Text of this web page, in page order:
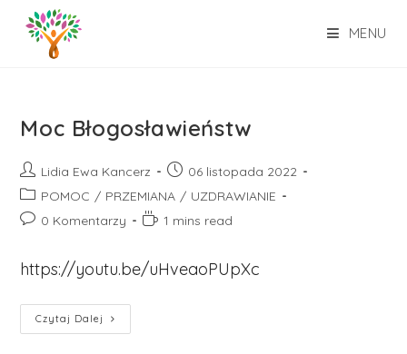
MENU
Moc Błogosławieństw
Post
author:
Lidia Ewa Kancerz
Post
published:
06 listopada 2022
Post
category:
POMOC / PRZEMIANA / UZDRAWIANIE
Post0 Komentarzy
Reading
1 mins read
https://youtu.be/uHveaoPUpXc
Czytaj Dalej
Błogosławieństw